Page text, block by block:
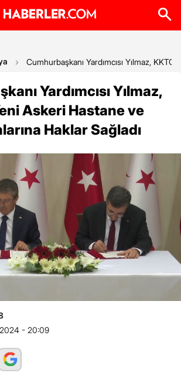
Cumhurbaşkanı Yardımcısı Yılmaz,
Yardımcısı Yılmaz,
Askeri Hastane ve
Haklar Sağladı
- 20:09